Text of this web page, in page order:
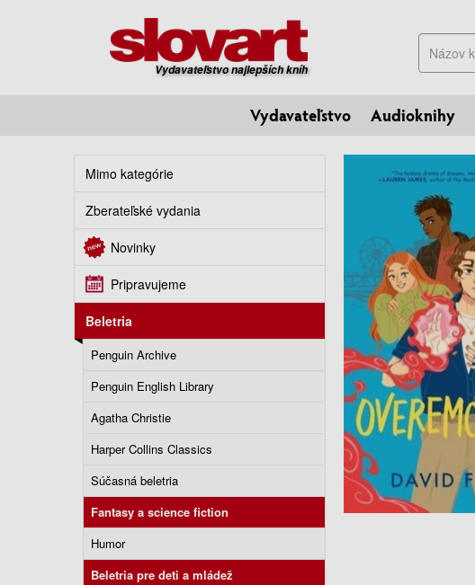
Vydavateľstvo najlepších kníh
Hľadať
Vydavateľstvo Audioknihy
Mimo kategórie
Zberateľské vydania
Novinky
Pripravujeme
Beletria
Penguin Archive
Penguin English Library
Agatha Christie
Harper Collins Classics
Súčasná beletria
Fantasy a science fiction
Humor
Beletria pre deti a mládež